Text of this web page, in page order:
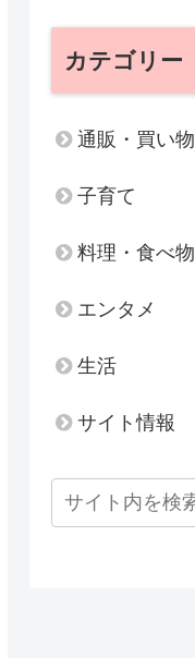
カテゴリー
通販・買い物
子育て
料理・食べ物
エンタメ
生活
サイト情報